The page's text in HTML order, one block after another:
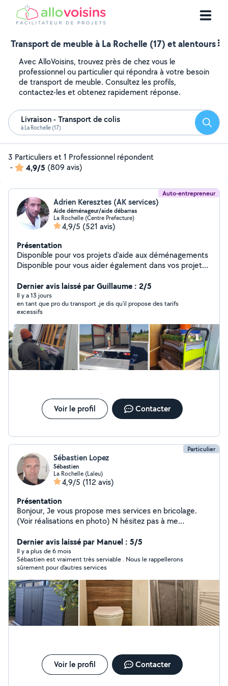
Transport de meuble à La Rochelle (17) et alentours
Avec AlloVoisins, trouvez près de chez vous le
professionnel ou particulier qui répondra à votre besoin
de transport de meuble. Consultez les profils,
contactez-les et obtenez rapidement réponse.
Livraison - Transport de colis
à La Rochelle (17)
3 Particuliers et 1 Professionnel répondent
-
4,9/5 (809 avis)
Auto-entrepreneur
Adrien Keresztes (AK services)
Aide déménageur/aide débarras
La Rochelle (Centre Prefecture)
4,9/5 (521 avis)
Présentation
Disponible pour vos projets d'aide aux déménagements
Disponible pour vous aider également dans vos projets
privée Tout le matériel disponible pour protection et
manutention.. Je vous trouverais une solution pour
éviter toutes contraintes Mes coordonnées
téléphoniques sont visibles N'hésitez pas à me
contacter directement
Dernier avis laissé par Guillaume : 2/5
Il y a 13 jours
en tant que pro du transport ,je dis qu'il propose des tarifs
excessifs
Voir le profil Contacter
Particulier
Sébastien Lopez
Sébastien
La Rochelle (Laleu)
4,9/5 (112 avis)
Présentation
Bonjour, Je vous propose mes services en bricolage.
(Voir réalisations en photo) N hésitez pas à me
Dernier avis laissé par Manuel : 5/5
Il y a plus de 6 mois
Sébastien est vraiment très serviable . Nous le rappellerons
sûrement pour d’autres services
Voir le profil Contacter